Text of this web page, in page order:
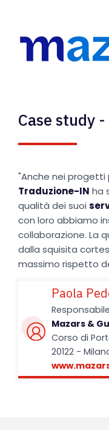
Case study
"Anche nei
Traduzione-IN ha
qualità dei suoi
con loro abbiamo
collaborazione. La
dalla squisita
massimo rispetto
Paola
Mazars &
Corso di
20122 -